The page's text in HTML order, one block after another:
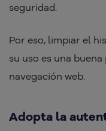
seguridad.
Por eso, limpiar el
su uso es una
navegación web.
Adopta la